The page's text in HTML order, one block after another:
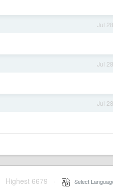
Jul 28
Jul 28
Jul 28
Highest 6679 Select